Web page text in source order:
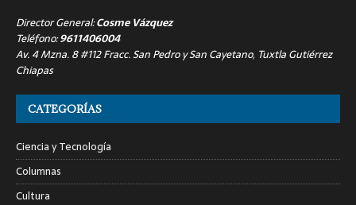
Director General:Cosme Vázquez
Teléfono:9611406004
Av. 4 Mzna. 8 #112 Fracc. San Pedro y San Cayetano, Tuxtla Gutiérrez
Chiapas
CATEGORÍAS
Ciencia y Tecnología
Columnas
Cultura